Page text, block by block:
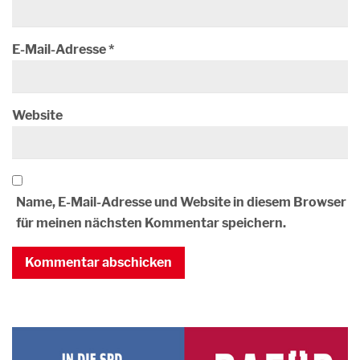
E-Mail-Adresse*
Website
Name, E-Mail-Adresse und Website in diesem Browser
für meinen nächsten Kommentar speichern.